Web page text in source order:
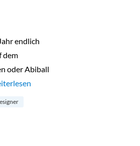
endlich
dem
oder Abiball
Runhof Outlet in München“